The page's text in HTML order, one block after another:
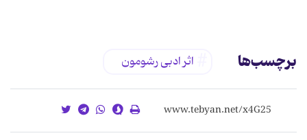
برچسب‌ها اثر ادبی رشومون